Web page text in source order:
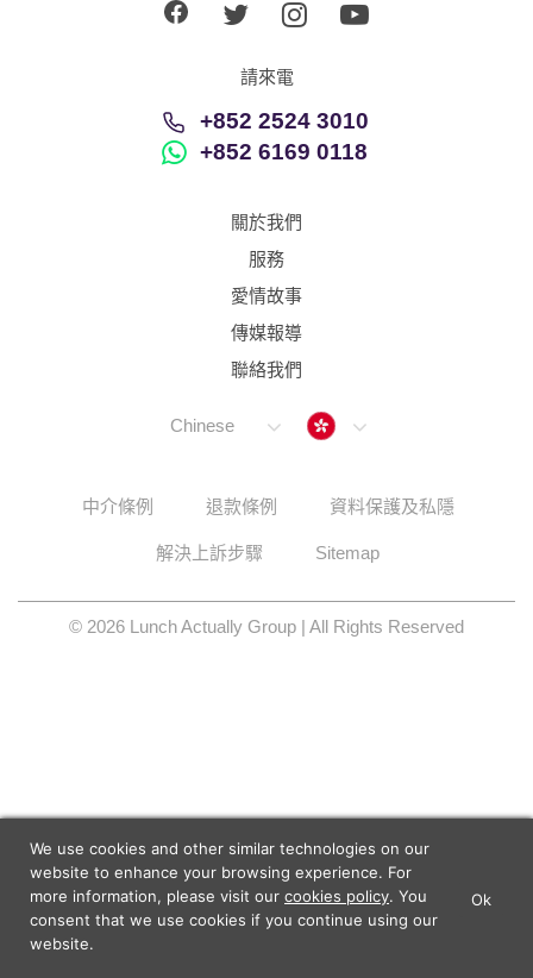
請來電
+852 2524 3010
+852 6169 0118
關於我們
服務
愛情故事
傳媒報導
聯絡我們
Chinese Hong Kong
中介條例 退款條例 資料保護及私隱
解決上訴步驟 Sitemap
© 2026 Lunch Actually Group | All Rights Reserved
Lunch Actually - Dating For
We use cookies and other similar technologies on our
website to enhance your browsing experience. For
more information, please visit our cookies policy. You
consent that we use cookies if you continue using our
website.
Ok